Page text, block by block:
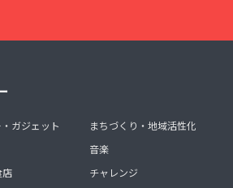
ガジェット
店
まちづくり・地域活性化
音楽
チャレンジ